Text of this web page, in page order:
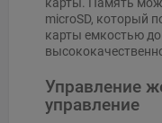
microSD, который
карты емкостью
Управление
управление